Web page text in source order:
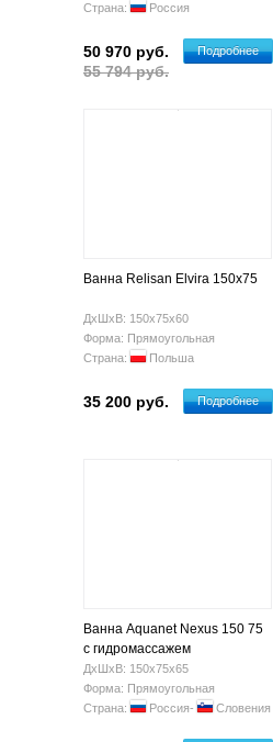
Страна:
Россия
50 970 руб.
55 794 руб.
Подробнее
Ванна Relisan Elvira 150х75
ДхШхВ: 150х75х60
Форма: Прямоугольная
Страна:
Польша
35 200 руб. Подробнее
Ванна Aquanet Nexus 150 75
с гидромассажем
ДхШхВ: 150х75х65
Форма: Прямоугольная
Страна:
Россия- Словения